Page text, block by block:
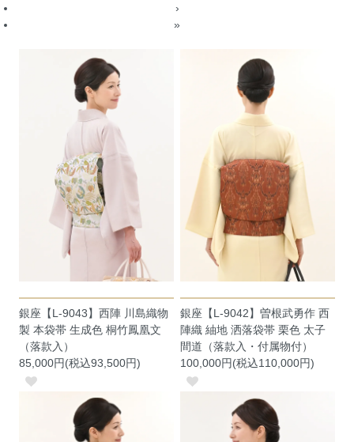
›
»
銀座【L-9043】西陣 川島織物
製 本袋帯 生成色 桐竹鳳凰文
（落款入）
85,000円(税込93,500円)
銀座【L-9042】曽根武勇作 西
陣織 紬地 洒落袋帯 栗色 太子
間道（落款入・付属物付）
100,000円(税込110,000円)